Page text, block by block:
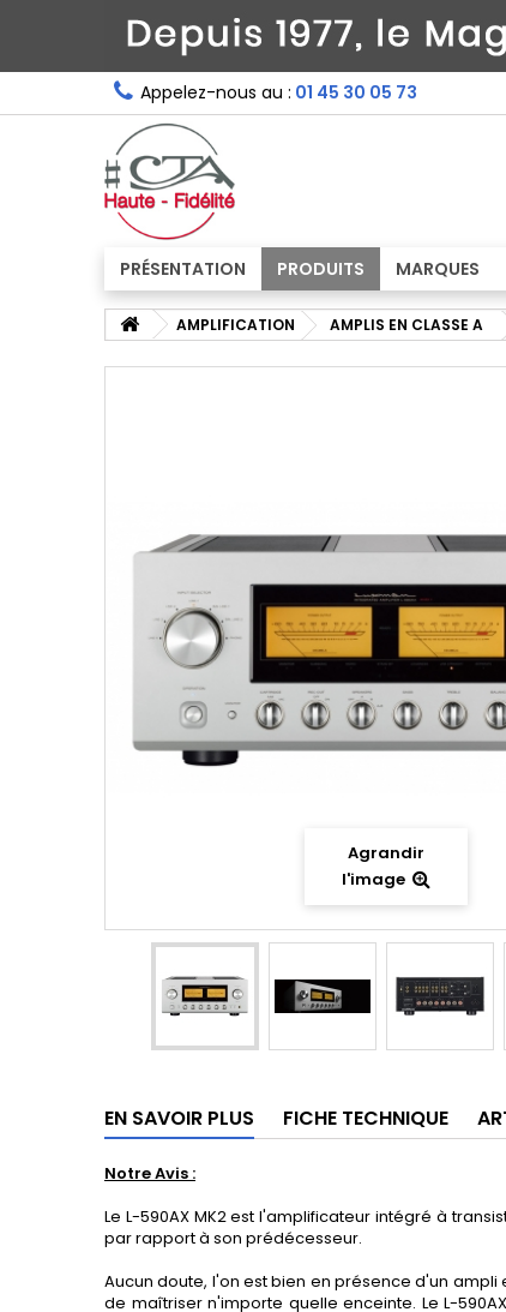
Appelez-nous au : 01 45 30 05 73
PRÉSENTATION PRODUITS MARQUES
AMPLIFICATION AMPLIS EN CLASSE A
Agrandir
l'image
EN SAVOIR PLUS FICHE TECHNIQUE
Notre Avis :
Le L-590AX MK2 est l'amplificateur intégré à
par rapport à son prédécesseur.
Aucun doute, l'on est bien en présence d'un
de maîtriser n'importe quelle enceinte. Le L-